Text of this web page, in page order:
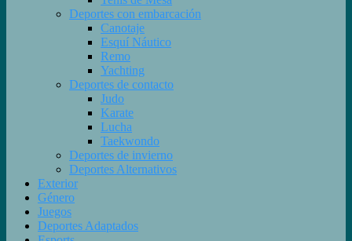
Deportes con embarcación
Canotaje
Esquí Náutico
Remo
Yachting
Deportes de contacto
Judo
Karate
Lucha
Taekwondo
Deportes de invierno
Deportes Alternativos
Exterior
Género
Juegos
Deportes Adaptados